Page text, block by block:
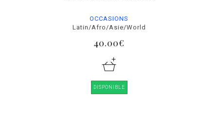
OCCASIONS
Latin/Afro/Asie/World
40.00€
DISPONIBLE